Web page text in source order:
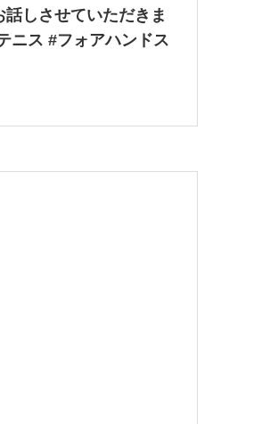
しさせていただきま
ニス #フォアハンドス